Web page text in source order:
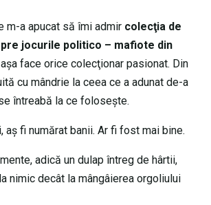
m-a apucat să îmi admir colecţia de
jocurile politico – mafiote din
face orice colecţionar pasionat. Din
cu mândrie la ceea ce a adunat de-a
întreabă la ce foloseşte.
aş fi numărat banii. Ar fi fost mai bine.
adică un dulap întreg de hârtii,
nimic decât la mângâierea orgoliului